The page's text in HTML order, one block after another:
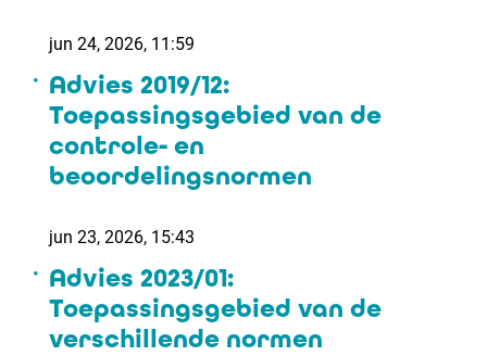
jun 24, 2026, 11:59
Advies 2019/12:
Toepassingsgebied van de
controle- en
beoordelingsnormen
jun 23, 2026, 15:43
Advies 2023/01:
Toepassingsgebied van de
verschillende normen